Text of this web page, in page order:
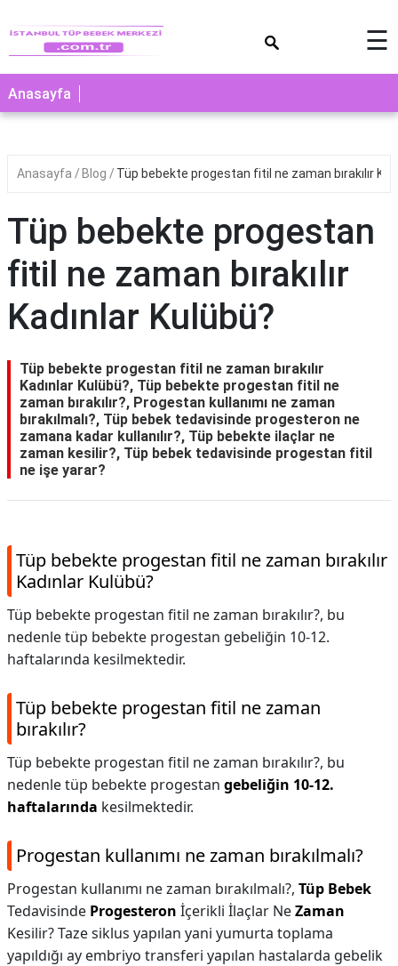
☰
Anasayfa
Anasayfa Blog Tüp bebekte progestan fitil ne zaman bırakılır
Tüp bebekte progestan
fitil ne zaman bırakılır
Kadınlar Kulübü?
Tüp bebekte progestan fitil ne zaman bırakılır
Kadınlar Kulübü?, Tüp bebekte progestan fitil ne
zaman bırakılır?, Progestan kullanımı ne zaman
bırakılmalı?, Tüp bebek tedavisinde progesteron ne
zamana kadar kullanılır?, Tüp bebekte ilaçlar ne
zaman kesilir?, Tüp bebek tedavisinde progestan fitil
ne işe yarar?
Tüp bebekte progestan fitil ne zaman bırakılır
Kadınlar Kulübü?
Tüp bebekte progestan fitil ne zaman bırakılır?, bu
nedenle tüp bebekte progestan gebeliğin 10-12.
haftalarında kesilmektedir.
Tüp bebekte progestan fitil ne zaman
bırakılır?
Tüp bebekte progestan fitil ne zaman bırakılır?, bu
nedenle tüp bebekte progestan gebeliğin 10-12.
haftalarında kesilmektedir.
Progestan kullanımı ne zaman bırakılmalı?
Progestan kullanımı ne zaman bırakılmalı?, Tüp Bebek
Tedavisinde Progesteron İçerikli İlaçlar NeZaman
Kesilir? Taze siklus yapılan yani yumurta toplama
yapıldığı ay embriyo transferi yapılan hastalarda gebelik